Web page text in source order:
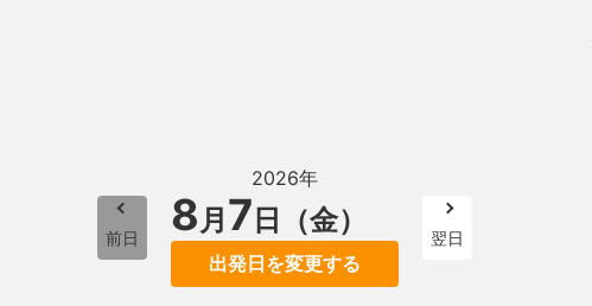
前日
2026年
8月 7 日（金）
出発日を変更する
翌日